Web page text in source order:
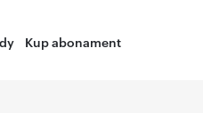
Kup abonament